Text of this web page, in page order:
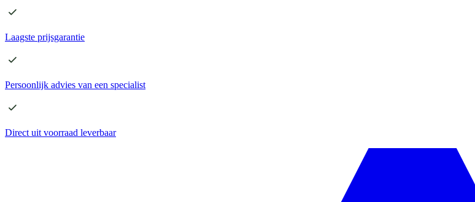
Laagste prijsgarantie
Persoonlijk advies van een specialist
Direct uit voorraad leverbaar